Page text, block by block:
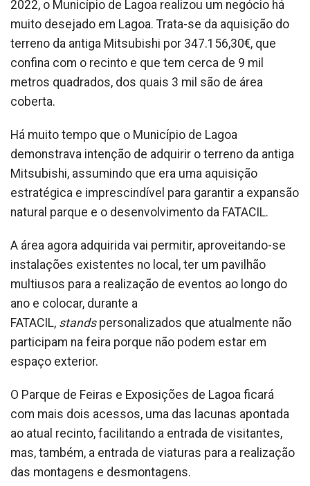
2022, o Município de Lagoa realizou um negócio há
muito desejado em Lagoa. Trata-se da aquisição do
terreno da antiga Mitsubishi por 347.156,30€, que
confina com o recinto e que tem cerca de 9 mil
metros quadrados, dos quais 3 mil são de área
coberta.
Há muito tempo que o Município de Lagoa
demonstrava intenção de adquirir o terreno da antiga
Mitsubishi, assumindo que era uma aquisição
estratégica e imprescindível para garantir a expansão
natural parque e o desenvolvimento da FATACIL.
A área agora adquirida vai permitir, aproveitando-se
instalações existentes no local, ter um pavilhão
multiusos para a realização de eventos ao longo do
ano e colocar, durante a
FATACIL, stands personalizados que atualmente não
participam na feira porque não podem estar em
espaço exterior.
O Parque de Feiras e Exposições de Lagoa ficará
com mais dois acessos, uma das lacunas apontada
ao atual recinto, facilitando a entrada de visitantes,
mas, também, a entrada de viaturas para a realização
das montagens e desmontagens.